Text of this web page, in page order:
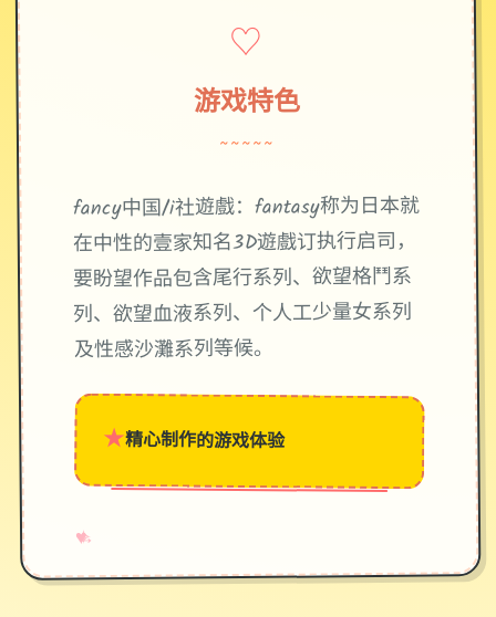
♡
游戏特色
~~~~~
fancy中国/i社遊戲：fantasy称为日本就
在中性的壹家知名3D遊戲订执行启司，
要盼望作品包含尾行系列、欲望格鬥系
列、欲望血液系列、个人工少量女系列
及性感沙灘系列等候。
★精心制作的游戏体验
♥
✧
→